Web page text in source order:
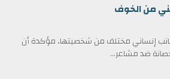
من الخوف
إنساني مختلف من شخصيتها، مؤكدة أن
ضد مشاعر...